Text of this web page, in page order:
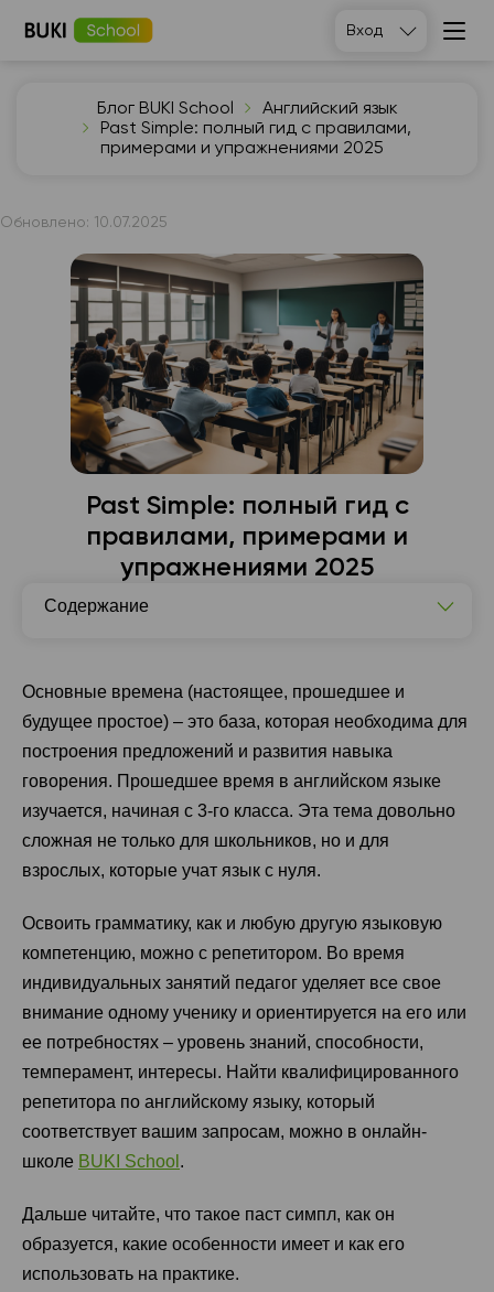
Вход
Блог BUKI School
Английский язык
Past Simple: полный гид с правилами,
примерами и упражнениями 2025
Обновлено: 10.07.2025
Past Simple: полный гид с
правилами, примерами и
упражнениями 2025
Содержание
Как образуется Past Simple: правила и структура
Слова-маркеры Past Simple: полный список с
примерами
Грамматические конструкции с Past Simple
Наиболее распространенные ошибки в Past Simple
Практические упражнения Past Simple: от простых к
Past Simple в реальной жизни: примеры и ситуации
Основные времена (настоящее, прошедшее и
будущее простое) – это база, которая необходима для
построения предложений и развития навыка
говорения. Прошедшее время в английском языке
изучается, начиная с 3-го класса. Эта тема довольно
сложная не только для школьников, но и для
взрослых, которые учат язык с нуля.
Освоить грамматику, как и любую другую языковую
компетенцию, можно с репетитором. Во время
индивидуальных занятий педагог уделяет все свое
внимание одному ученику и ориентируется на его или
ее потребностях – уровень знаний, способности,
темперамент, интересы. Найти квалифицированного
репетитора по английскому языку, который
соответствует вашим запросам, можно в онлайн-
школе BUKI School .
Дальше читайте, что такое паст симпл, как он
образуется, какие особенности имеет и как его
использовать на практике.